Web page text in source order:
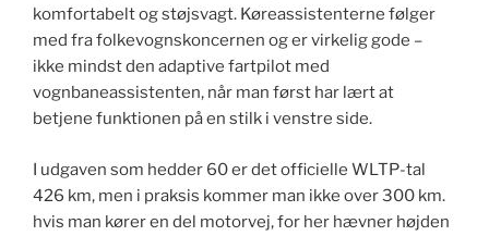
komfortabelt og støjsvagt. Køreassistenterne følger
med fra folkevognskoncernen og er virkelig gode –
ikke mindst den adaptive fartpilot med
vognbaneassistenten, når man først har lært at
betjene funktionen på en stilk i venstre side.
I udgaven som hedder 60 er det officielle WLTP-tal
426 km, men i praksis kommer man ikke over 300 km.
hvis man kører en del motorvej, for her hævner højden